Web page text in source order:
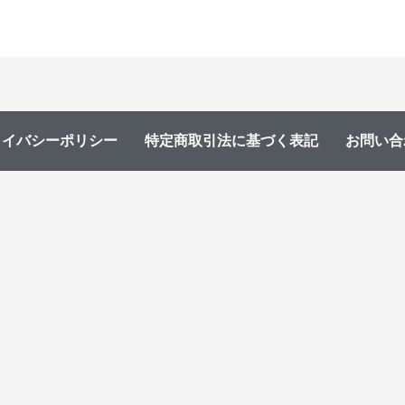
バシーポリシー 特定商取引法に基づく表記 お問い